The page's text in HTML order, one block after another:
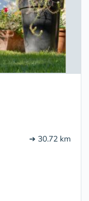
➔ 30.72 km